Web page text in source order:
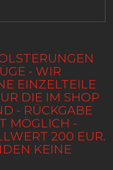
- WIR
EINZELTEILE
DIE IM SHOP
- RÜCKGABE
MÖGLICH -
200 EUR.
KEINE